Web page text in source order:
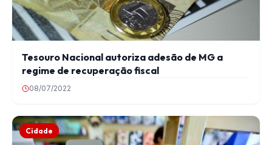
Tesouro Nacional autoriza adesão de MG a
regime de recuperação fiscal
08/07/2022
Cidade